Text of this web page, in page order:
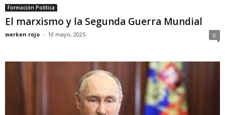
Formación Política
El marxismo y la Segunda Guerra Mundial
werken rojo - 10 mayo, 2025 0